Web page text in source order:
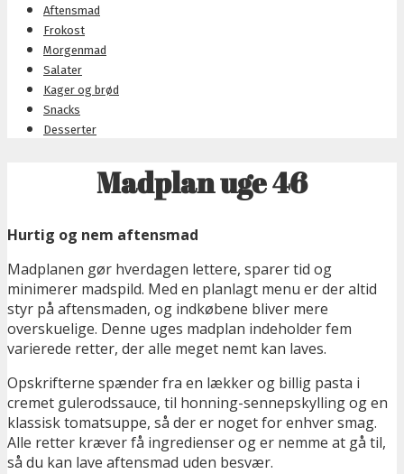
Aftensmad
Frokost
Morgenmad
Salater
Kager og brød
Snacks
Desserter
Madplan uge 46
Hurtig og nem aftensmad
Madplanen gør hverdagen lettere, sparer tid og
minimerer madspild. Med en planlagt menu er der altid
styr på aftensmaden, og indkøbene bliver mere
overskuelige. Denne uges madplan indeholder fem
varierede retter, der alle meget nemt kan laves.
Opskrifterne spænder fra en lækker og billig pasta i
cremet gulerodssauce, til honning-sennepskylling og en
klassisk tomatsuppe, så der er noget for enhver smag.
Alle retter kræver få ingredienser og er nemme at gå til,
så du kan lave aftensmad uden besvær.